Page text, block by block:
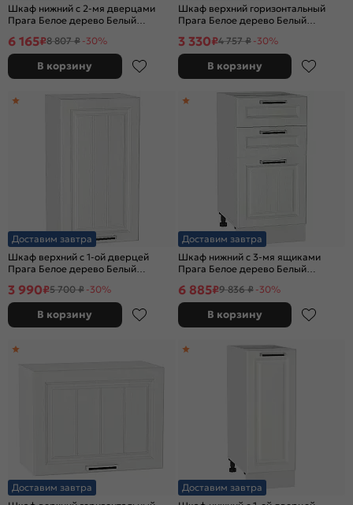
Шкаф нижний с 2-мя дверцами
Прага Белое дерево Белый
6 165₽8 807 ₽ -30%
В корзину
Шкаф верхний горизонтальный
Прага Белое дерево Белый
3 330₽4 757 ₽ -30%
В корзину
Доставим завтра
Шкаф верхний с 1-ой дверцей
Прага Белое дерево Белый
3 990₽5 700 ₽ -30%
В корзину
Доставим завтра
Шкаф нижний с 3-мя ящиками
Прага Белое дерево Белый
6 885₽9 836 ₽ -30%
В корзину
Доставим завтра
Доставим завтра